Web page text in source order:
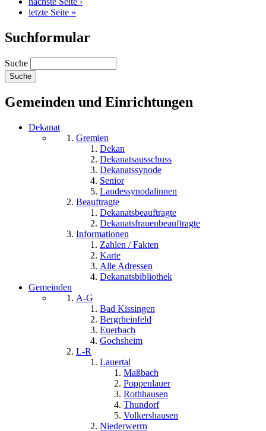
letzte Seite »
Suchformular
Suche
Gemeinden und Einrichtungen
Dekanat
Gremien
Dekan
Dekanatsausschuss
Dekanatssynode
Senior
Landessynodalinnen
Beauftragte
Dekanatsbeauftragte
Dekanatsfrauenbeauftragte
Informationen
Zahlen / Fakten
Karte
Alle Adressen
Dekanatsbibliothek
Gemeinden
A-G
Bad Kissingen
Bergrheinfeld
Euerbach
Gochsheim
L-R
Lauertal
Maßbach
Poppenlauer
Rothhausen
Thundorf
Volkershausen
Niederwerrn